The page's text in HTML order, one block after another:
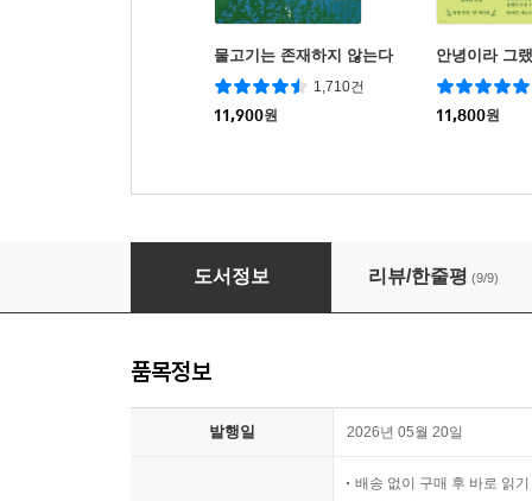
물고기는 존재하지 않는다
1,710건
11,900원
안녕이라 그
11,800원
GV 빌런 고태경
도서정보 리뷰/한줄평 (9/9)
품목정보
발행일 2026년 05월 20일
배송 없이 구매 후 바로 읽기